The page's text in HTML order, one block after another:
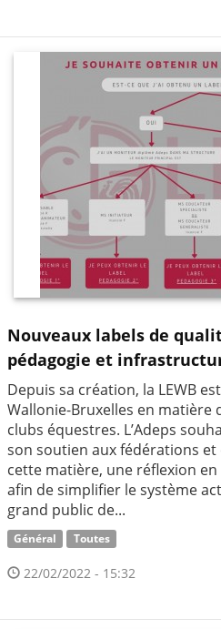
Nouveaux labels de
pédagogie et
Depuis sa création, la LEWB
Wallonie-Bruxelles en matière
clubs équestres. L’Adeps
son soutien aux fédérations
cette matière, une réflexion
afin de simplifier le système
grand public de...
Général Toutes
22/02/2022 - 15:32